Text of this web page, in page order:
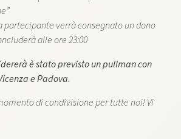
partecipante verrà consegnato un dono
alle ore 23:00
è stato previsto un pullman con
e Padova.
di condivisione per tutte noi! Vi